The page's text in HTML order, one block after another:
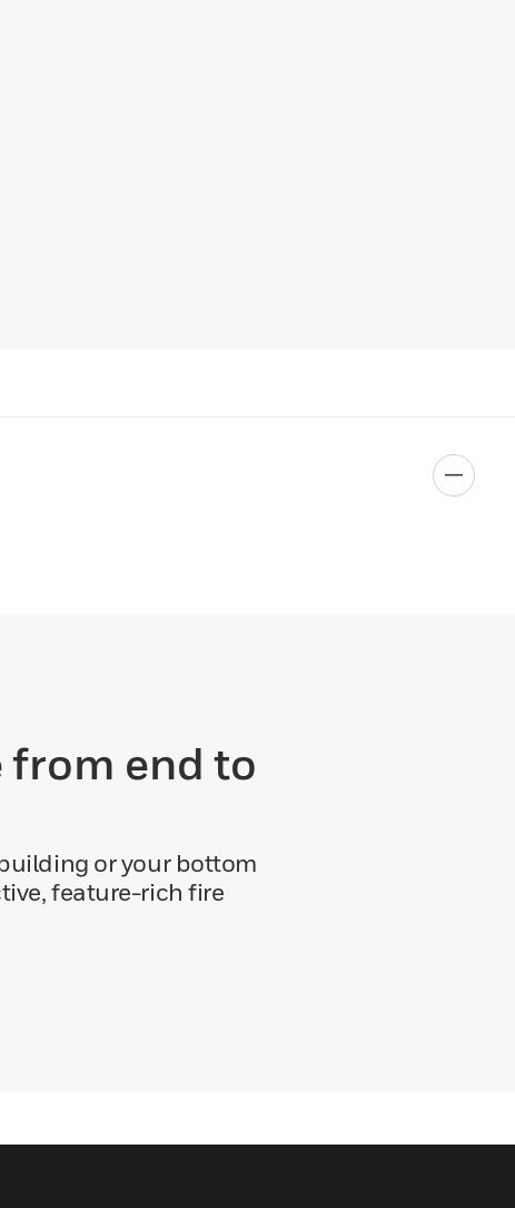
end to
or your bottom
feature-rich fire